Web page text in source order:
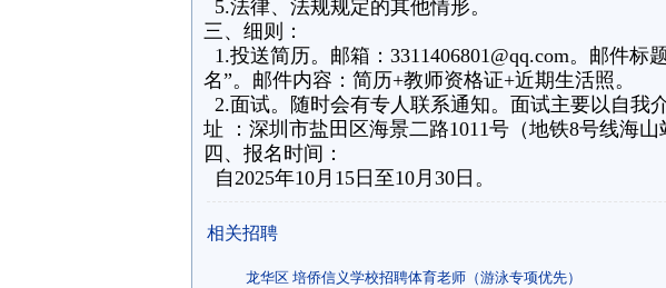
5.法律、法规规定的其他情形。‌‌
三、细则：
1.投送简历。邮箱：3311406801@qq.com。邮件标
名”。邮件内容：简历+教师资格证+近期生活照。
2.面试。随时会有专人联系通知。面试主要以自我
址 ：深圳市盐田区海景二路1011号（地铁8号线海山
四、报名时间：
自2025年10月15日至10月30日。
相关招聘
龙华区 培侨信义学校招聘体育老师（游泳专项优先）